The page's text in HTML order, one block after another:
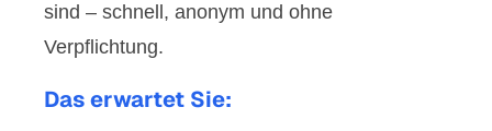
sind – schnell, anonym und ohne
Verpflichtung.
Das erwartet Sie: